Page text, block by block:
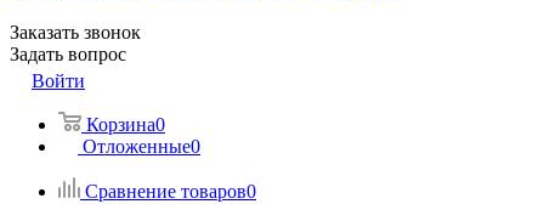
Заказать звонок
Задать вопрос
Войти
Корзина0
Отложенные0
Сравнение товаров0